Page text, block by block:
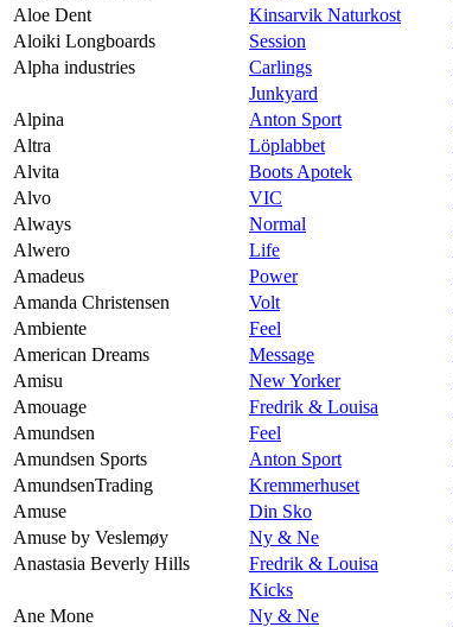
Aloe Dent
Kinsarvik Naturkost
Aloiki Longboards
Session
Alpha industries
Carlings
Junkyard
Alpina
Anton Sport
Altra
Löplabbet
Alvita
Boots Apotek
Alvo
VIC
Always
Normal
Alwero
Life
Amadeus
Power
Amanda Christensen
Volt
Ambiente
Feel
American Dreams
Message
Amisu
New Yorker
Amouage
Fredrik & Louisa
Amundsen
Feel
Amundsen Sports
Anton Sport
AmundsenTrading
Kremmerhuset
Amuse
Din Sko
Amuse by Veslemøy
Ny & Ne
Anastasia Beverly Hills
Fredrik & Louisa
Kicks
Ane Mone
Ny & Ne